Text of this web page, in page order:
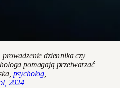
dziennika czy
pomagają przetwarzać
psycholog
2024